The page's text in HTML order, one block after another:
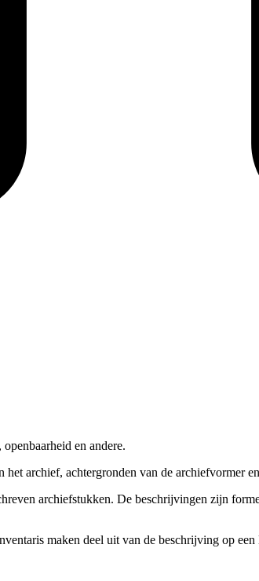
en andere.
archief, achtergronden van de archiefvormer
archiefstukken. De beschrijvingen zijn
maken deel uit van de beschrijving op